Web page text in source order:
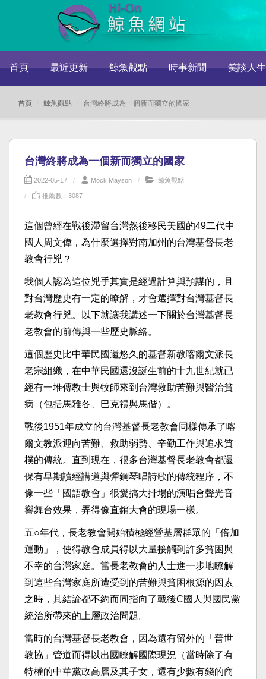
首頁 最近更新 鯨魚觀點 時事新聞 笑談人生
首頁 鯨魚觀點 台灣終將成為一個新而獨立的國家
台灣終將成為一個新而獨立的國家
2022-05-17 Mock Mayson 鯨魚觀點
推薦數：3087
這個曾經在戰後滯留台灣然後移民美國的49二代中
國人周文偉，為什麼選擇對南加州的台灣基督長老
教會行兇？​
​我個人認為這位兇手其實是經過計算與預謀的，且
對台灣歷史有一定的瞭解，才會選擇對台灣基督長
老教會行兇。以下就讓我講述一下關於台灣基督長
老教會的前傳與一些歷史脈絡。​
​這個歷史比中華民國還悠久的基督新教喀爾文派長
老宗組織，在中華民國還沒誕生前的十九世紀就已
經有一堆傳教士與牧師來到台灣救助苦難與醫治貧
病（包括馬雅各、巴克禮與馬偕）。​
​戰後1951年成立的台灣基督長老教會同樣傳承了喀
爾文教派迎向苦難、救助弱勢、辛勤工作與追求質
樸的傳統。直到現在，很多台灣基督長老教會都還
保有早期讀經講道與彈鋼琴唱詩歌的傳統程序，不
像一些「國語教會」很愛搞大排場的演唱會聲光音
響舞台效果，弄得像直銷大會的現場一樣。​
​五○年代，長老教會開始積極經營基層群眾的「倍加
運動」，使得教會成員得以大量接觸到許多貧困與
不幸的台灣家庭。當長老教會的人士進一步地瞭解
到這些台灣家庭所遭受到的苦難與貧困根源的因素
之時，其結論都不約而同指向了戰後C國人與國民黨
統治所帶來的上層政治問題。​
​當時的台灣基督長老教會，因為還有留外的「普世
教協」管道而得以出國瞭解國際現況（當時除了有
特權的中華黨政高層及其子女，還有少數有錢的商